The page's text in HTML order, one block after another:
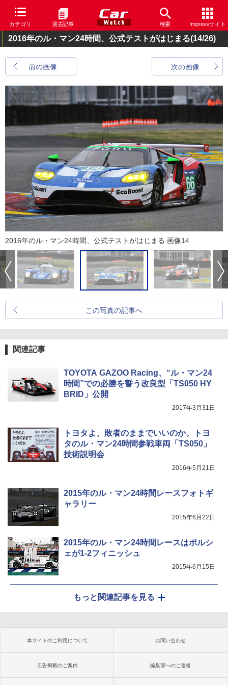
カテゴリ 過去記事 検索 Impressサイト
2016年のル・マン24時間、公式テストがはじまる(14/26)
前の画像 次の画像
2016年のル・マン24時間、公式テストがはじまる 画像14
この写真の記事へ
関連記事
TOYOTA GAZOO Racing、“ル・マン24
時間”での必勝を誓う改良型「TS050 HY
BRID」公開
2017年3月31日
トヨタよ、敗者のままでいいのか。トヨ
タのル・マン24時間参戦車両「TS050」
技術説明会
2016年5月21日
2015年のル・マン24時間レースフォトギ
ャラリー
2015年6月22日
2015年のル・マン24時間レースはポルシ
ェが1-2フィニッシュ
2015年6月15日
もっと関連記事を見る
本サイトのご利用について お問い合わせ
広告掲載のご案内 編集部へのご連絡